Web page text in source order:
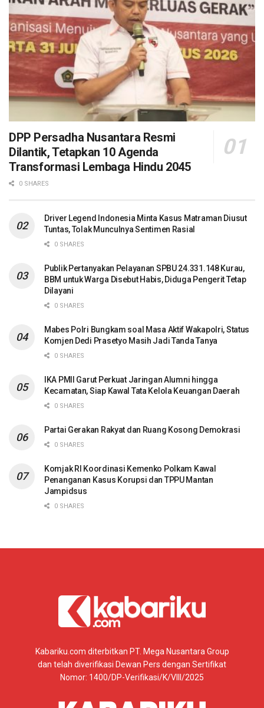
DPP Persadha Nusantara Resmi
Dilantik, Tetapkan 10 Agenda
Transformasi Lembaga Hindu 2045
0 SHARES
Driver Legend Indonesia Minta Kasus Matraman Diusut
Tuntas, Tolak Munculnya Sentimen Rasial
0 SHARES
Publik Pertanyakan Pelayanan SPBU 24.331.148 Kurau,
BBM untuk Warga Disebut Habis, Diduga Pengerit Tetap
Dilayani
0 SHARES
Mabes Polri Bungkam soal Masa Aktif Wakapolri, Status
Komjen Dedi Prasetyo Masih Jadi Tanda Tanya
0 SHARES
IKA PMII Garut Perkuat Jaringan Alumni hingga
Kecamatan, Siap Kawal Tata Kelola Keuangan Daerah
0 SHARES
Partai Gerakan Rakyat dan Ruang Kosong Demokrasi
0 SHARES
Komjak RI Koordinasi Kemenko Polkam Kawal
Penanganan Kasus Korupsi dan TPPU Mantan
Jampidsus
0 SHARES
Kabariku.com diterbitkan PT. Mega Nusantara Group
dan telah diverifikasi Dewan Pers dengan Sertifikat
Nomor: 1400/DP-Verifikasi/K/VIII/2025